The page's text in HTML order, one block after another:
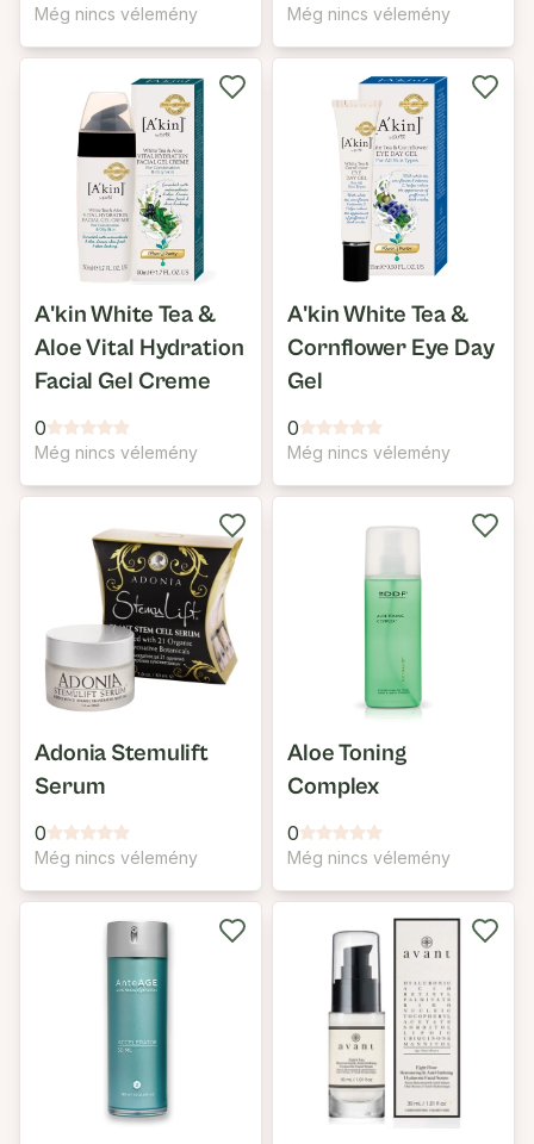
Még nincs vélemény Még nincs vélemény
A'kin White Tea &
Aloe Vital Hydration
Facial Gel Creme
0
Még nincs vélemény
A'kin White Tea &
Cornflower Eye Day
Gel
0
Még nincs vélemény
Adonia Stemulift
Serum
0
Még nincs vélemény
Aloe Toning
Complex
0
Még nincs vélemény